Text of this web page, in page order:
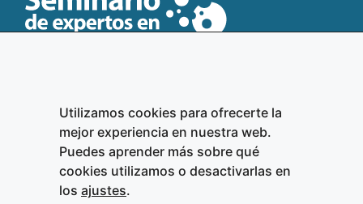
Aviso legal
Política de privacidad
Política de cookies
Ajustes de cookies
Utilizamos cookies para ofrecerte la
mejor experiencia en nuestra web.
Puedes aprender más sobre qué
cookies utilizamos o desactivarlas en
los ajustes.